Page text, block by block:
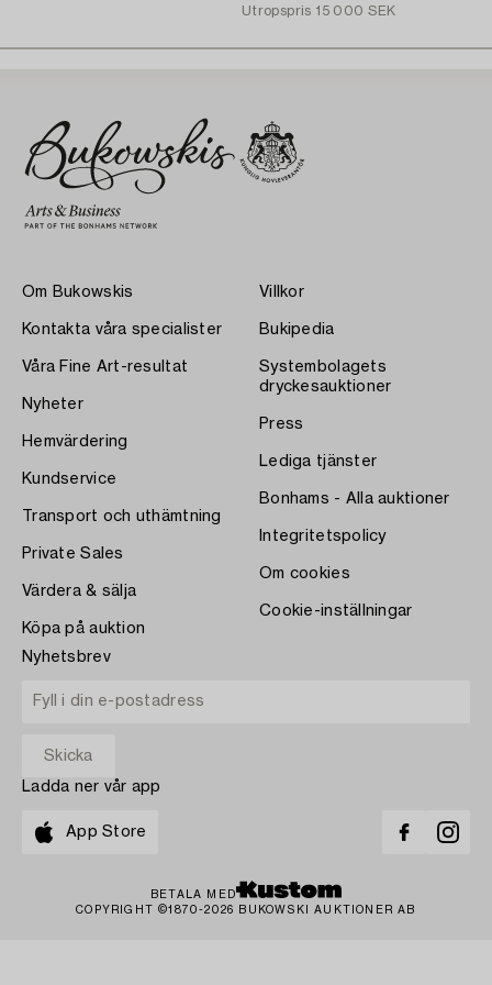
Utropspris 15 000 SEK
Om Bukowskis
Kontakta våra specialister
Våra Fine Art-resultat
Nyheter
Hemvärdering
Kundservice
Transport och uthämtning
Private Sales
Värdera & sälja
Köpa på auktion
Villkor
Bukipedia
Systembolagets
dryckesauktioner
Press
Lediga tjänster
Bonhams - Alla auktioner
Integritetspolicy
Om cookies
Cookie-inställningar
Nyhetsbrev
Ladda ner vår app
App Store
BETALA MED
COPYRIGHT ©1870-2026 BUKOWSKI AUKTIONER AB